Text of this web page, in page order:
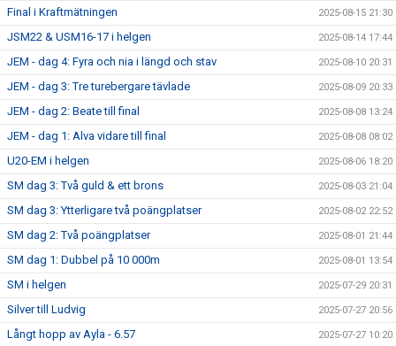
Final i Kraftmätningen 2025-08-15 21:30
JSM22 & USM16-17 i helgen 2025-08-14 17:44
JEM - dag 4: Fyra och nia i längd och stav 2025-08-10 20:31
JEM - dag 3: Tre turebergare tävlade 2025-08-09 20:33
JEM - dag 2: Beate till final 2025-08-08 13:24
JEM - dag 1: Alva vidare till final 2025-08-08 08:02
U20-EM i helgen 2025-08-06 18:20
SM dag 3: Två guld & ett brons 2025-08-03 21:04
SM dag 3: Ytterligare två poängplatser 2025-08-02 22:52
SM dag 2: Två poängplatser 2025-08-01 21:44
SM dag 1: Dubbel på 10 000m 2025-08-01 13:54
SM i helgen 2025-07-29 20:31
Silver till Ludvig 2025-07-27 20:56
Långt hopp av Ayla - 6.57 2025-07-27 10:20